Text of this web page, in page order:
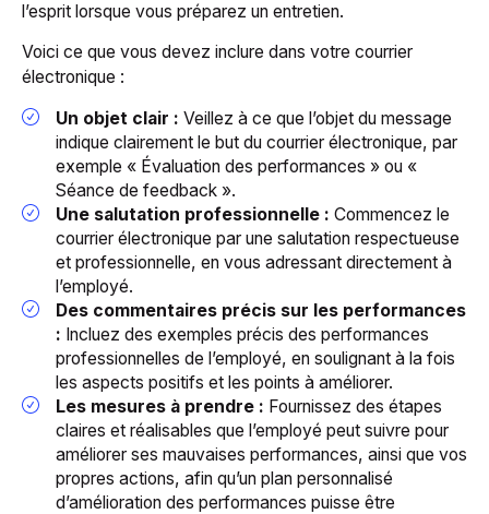
l’esprit lorsque vous préparez un entretien.
Voici ce que vous devez inclure dans votre courrier
électronique :
Un objet clair : Veillez à ce que l’objet du message
indique clairement le but du courrier électronique, par
exemple « Évaluation des performances » ou «
Séance de feedback ».
Une salutation professionnelle : Commencez le
courrier électronique par une salutation respectueuse
et professionnelle, en vous adressant directement à
l’employé.
Des commentaires précis sur les performances
: Incluez des exemples précis des performances
professionnelles de l’employé, en soulignant à la fois
les aspects positifs et les points à améliorer.
Les mesures à prendre : Fournissez des étapes
claires et réalisables que l’employé peut suivre pour
améliorer ses mauvaises performances, ainsi que vos
propres actions, afin qu’un plan personnalisé
d’amélioration des performances puisse être